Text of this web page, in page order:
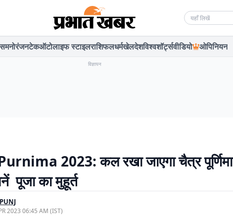
Search news
मनोरंजनटेकऑटोलाइफ स्टाइलराशिफलधर्मखेलदेशविश्वशॉर्ट्सवीडियो ओपिनियन
विज्ञापन
2023: कल रखा जाएगा चैत्र पूर्णिमा
पूजा का मुहूर्त
2023 06:45 AM (IST)